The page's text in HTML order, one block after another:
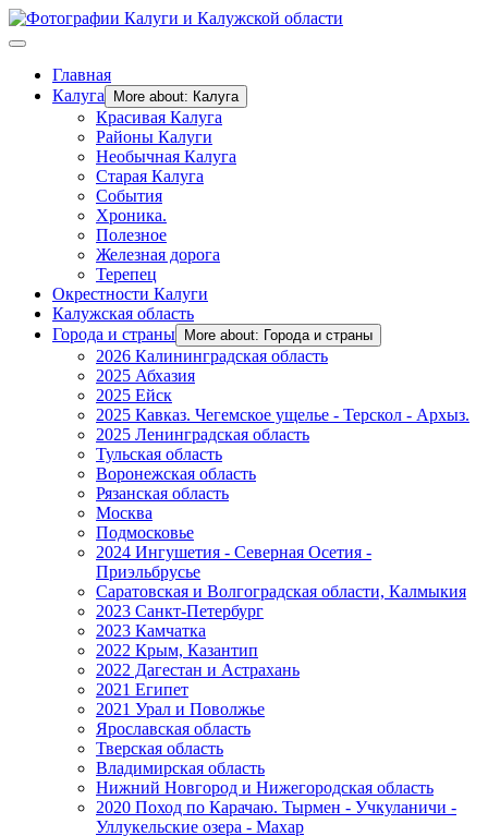
Главная
Калуга
More about: Калуга
Красивая Калуга
Районы Калуги
Необычная Калуга
Старая Калуга
События
Хроника.
Полезное
Железная дорога
Терепец
Окрестности Калуги
Калужская область
Города и страны
More about: Города и страны
2026 Калининградская область
2025 Абхазия
2025 Ейск
2025 Кавказ. Чегемское ущелье - Терскол - Архыз.
2025 Ленинградская область
Тульская область
Воронежская область
Рязанская область
Москва
Подмосковье
2024 Ингушетия - Северная Осетия -
Приэльбрусье
Саратовская и Волгоградская области, Калмыкия
2023 Санкт-Петербург
2023 Камчатка
2022 Крым, Казантип
2022 Дагестан и Астрахань
2021 Египет
2021 Урал и Поволжье
Ярославская область
Тверская область
Владимирская область
Нижний Новгород и Нижегородская область
2020 Поход по Карачаю. Тырмен - Учкуланичи -
Уллукельские озера - Махар